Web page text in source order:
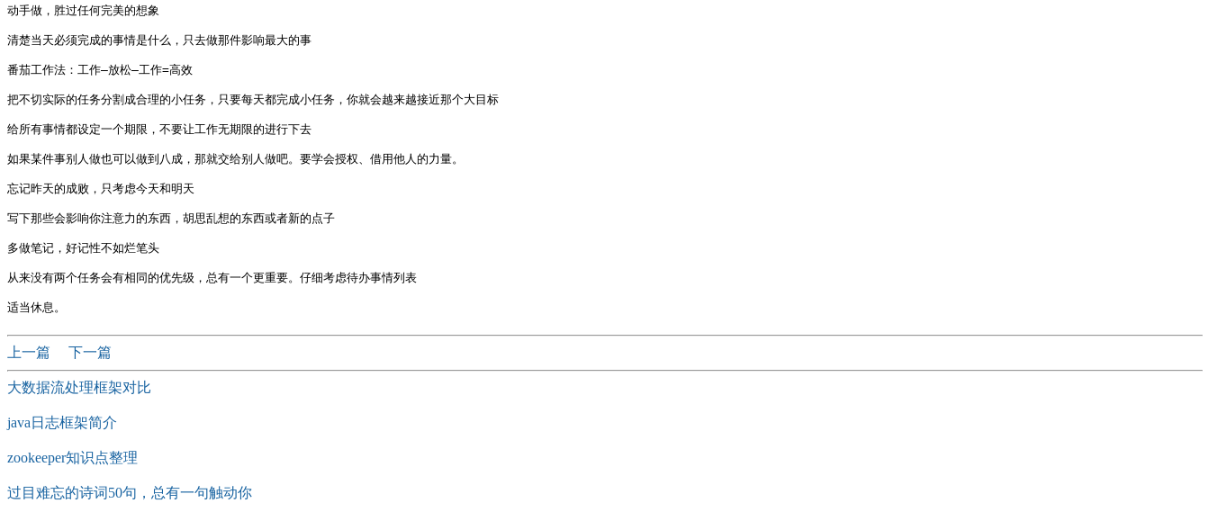
动手做，胜过任何完美的想象
清楚当天必须完成的事情是什么，只去做那件影响最大的事
番茄工作法：工作—放松—工作=高效
把不切实际的任务分割成合理的小任务，只要每天都完成小任务，你就会越来越接近那个大目标
给所有事情都设定一个期限，不要让工作无期限的进行下去
如果某件事别人做也可以做到八成，那就交给别人做吧。要学会授权、借用他人的力量。
忘记昨天的成败，只考虑今天和明天
写下那些会影响你注意力的东西，胡思乱想的东西或者新的点子
多做笔记，好记性不如烂笔头
从来没有两个任务会有相同的优先级，总有一个更重要。仔细考虑待办事情列表
上一篇 下一篇
大数据流处理框架对比
java日志框架简介
zookeeper知识点整理
过目难忘的诗词50句，总有一句触动你